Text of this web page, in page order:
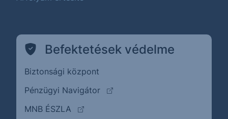
Befektetések védelme
Biztonsági központ
Pénzügyi Navigátor
(külső oldalra ugrik)
MNB ÉSZLA
(külső oldalra ugrik)